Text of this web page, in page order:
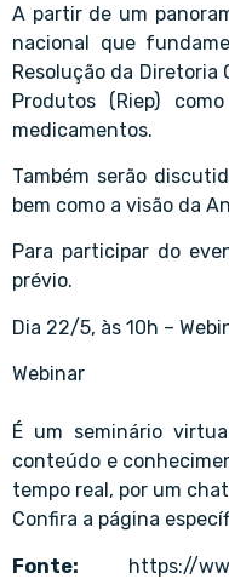
A partir de um
nacional que
Resolução da Diretoria
Produtos (Riep)
medicamentos.
Também serão
bem como a visão da
Para participar do
prévio.
Dia 22/5, às 10h –
Webinar
É um seminário
conteúdo e
tempo real, por um
Confira a página
Fonte:
https://